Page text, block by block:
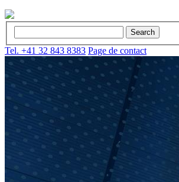
Tel. +41 32 843 8383 Page de contact